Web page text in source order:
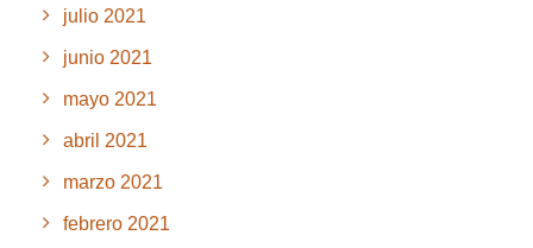
julio 2021
junio 2021
mayo 2021
abril 2021
marzo 2021
febrero 2021